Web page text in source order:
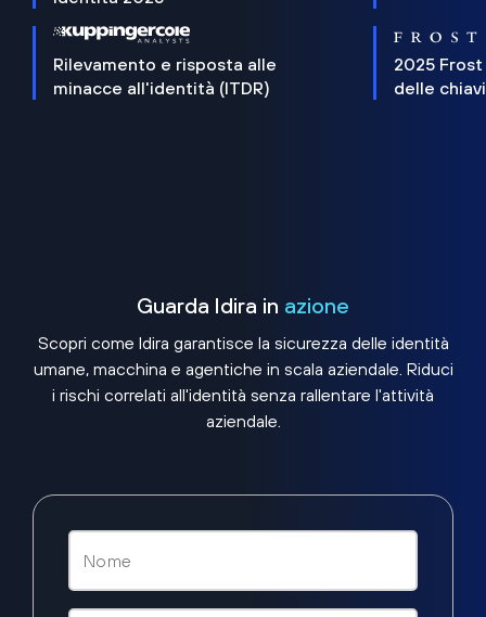
Rilevamento e risposta alle
minacce all'identità (ITDR)
2025 Frost
delle
Guarda Idira in azione
Scopri come Idira garantisce la sicurezza delle identità
umane, macchina e agentiche in scala aziendale. Riduci
i rischi correlati all'identità senza rallentare l'attività
aziendale.